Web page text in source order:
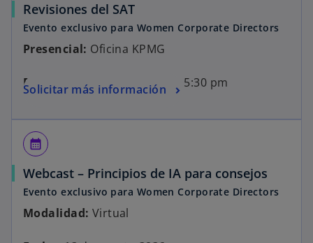
Revisiones del SAT
Evento exclusivo para Women Corporate Directors
Presencial: Oficina KPMG
Fecha: 07 de mayo de 4:00 a 5:30 pm
Solicitar más información
calendar_month
Webcast – Principios de IA para consejos
Evento exclusivo para Women Corporate Directors
Modalidad: Virtual